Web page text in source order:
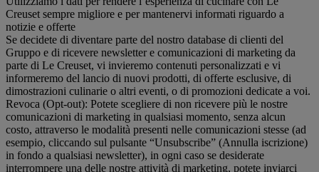
Creuset sempre migliore e per mantenervi informati riguardo a
notizie e offerte
Se decidete di diventare parte del nostro database di clienti del
Gruppo e di ricevere newsletter e comunicazioni di marketing da
parte di Le Creuset, vi invieremo contenuti personalizzati e vi
informeremo del lancio di nuovi prodotti, di offerte esclusive, di
dimostrazioni culinarie o altri eventi, o di promozioni dedicate a voi.
Revoca (Opt-out): Potete scegliere di non ricevere più le nostre
comunicazioni di marketing in qualsiasi momento, senza alcun
costo, attraverso le modalità presenti nelle comunicazioni stesse (ad
esempio, cliccando sul pulsante “Unsubscribe” (Annulla iscrizione)
in fondo a qualsiasi newsletter), in ogni caso se desiderate
interrompere una delle nostre attività di marketing, potete inviarci